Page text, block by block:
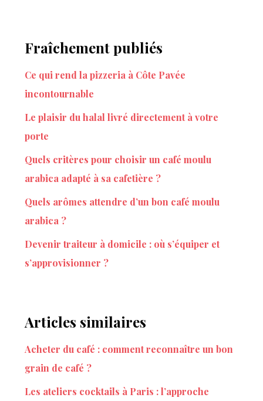
Fraîchement publiés
Ce qui rend la pizzeria à Côte Pavée
incontournable
Le plaisir du halal livré directement à votre
porte
Quels critères pour choisir un café moulu
arabica adapté à sa cafetière ?
Quels arômes attendre d’un bon café moulu
arabica ?
Devenir traiteur à domicile : où s’équiper et
s’approvisionner ?
Articles similaires
Acheter du café : comment reconnaître un bon
grain de café ?
Les ateliers cocktails à Paris : l’approche